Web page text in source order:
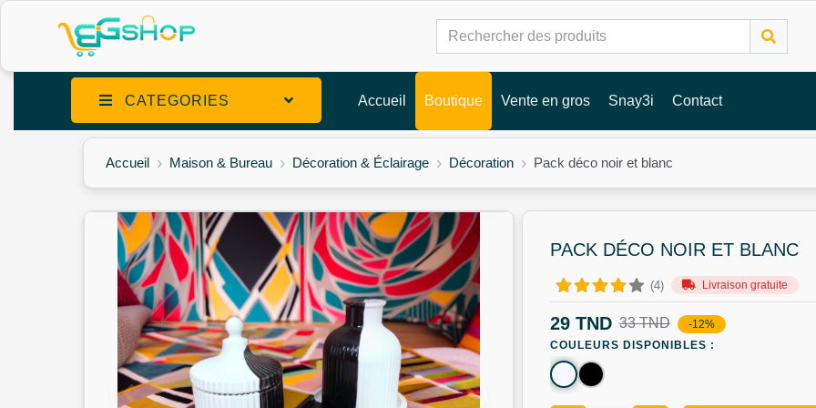
CATEGORIES Accueil Boutique Vente en gros Snay3i Contact
Accueil Maison & Bureau Décoration & Éclairage Décoration Pack déco noir et blanc
PACK DÉCO NOIR ET BLANC
(4) Livraison gratuite
29 TND 33 TND
-12%
COULEURS DISPONIBLES :